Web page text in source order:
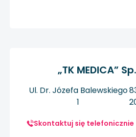
„TK MEDICA”
Ul. Dr. Józefa Balewskiego
1
Skontaktuj się telefonicznie